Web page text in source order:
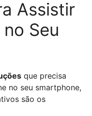
Assistir
Seu
que precisa
no seu smartphone,
são os